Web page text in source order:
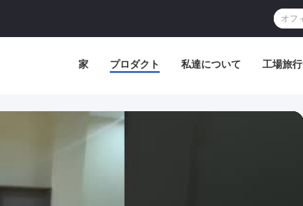
家 プロダクト 私達について 工場旅行